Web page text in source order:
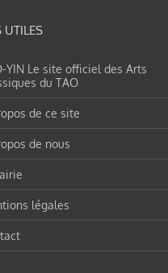
UTILES
YIN Le site officiel des Arts
du TAO
de ce site
de nous
légales